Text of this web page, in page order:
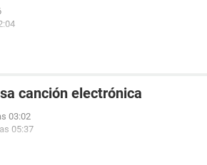
canción electrónica
03:02
05:37